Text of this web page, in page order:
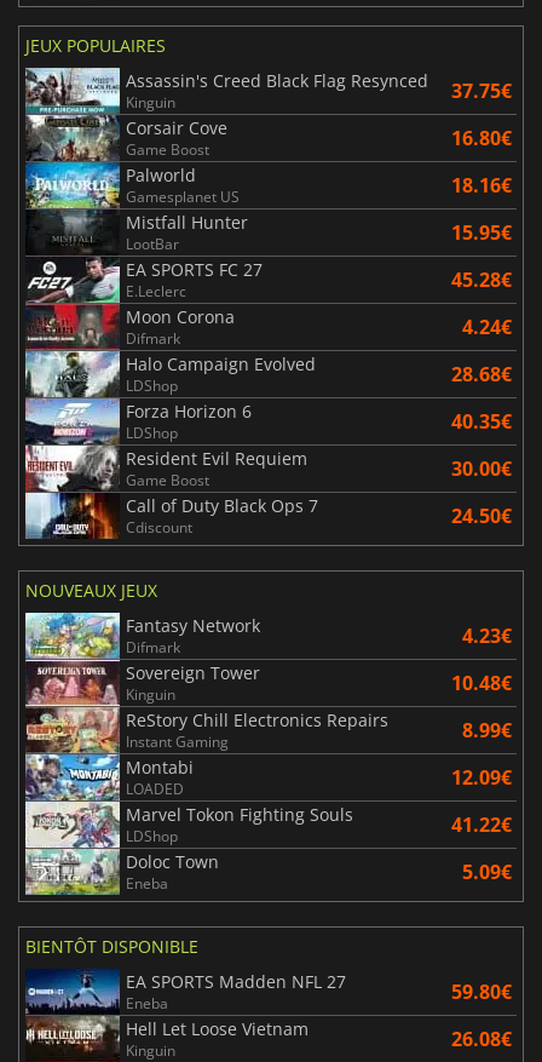
JEUX POPULAIRES
Assassin's Creed Black Flag Resynced
Kinguin 37.75€
Corsair Cove
Game Boost 16.80€
Palworld
Gamesplanet US 18.16€
Mistfall Hunter
LootBar 15.95€
EA SPORTS FC 27
E.Leclerc 45.28€
Moon Corona
Difmark 4.24€
Halo Campaign Evolved
LDShop 28.68€
Forza Horizon 6
LDShop 40.35€
Resident Evil Requiem
Game Boost 30.00€
Call of Duty Black Ops 7
Cdiscount 24.50€
NOUVEAUX JEUX
Fantasy Network
Difmark 4.23€
Sovereign Tower
Kinguin 10.48€
ReStory Chill Electronics Repairs
Instant Gaming 8.99€
Montabi
LOADED 12.09€
Marvel Tokon Fighting Souls
LDShop 41.22€
Doloc Town
Eneba 5.09€
BIENTÔT DISPONIBLE
EA SPORTS Madden NFL 27
Eneba 59.80€
Hell Let Loose Vietnam
Kinguin 26.08€